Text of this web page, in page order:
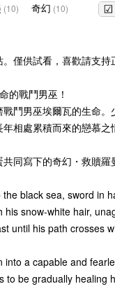
(10) 奇幻 (10)
僅供試看，喜歡請支持
的戰鬥男巫！
鬥男巫埃爾瓦的生命
相處累積而來的戀慕
同寫下的奇幻・救贖
black sea, sword in
snow-white hair,
until his path crosses
a capable and
to be gradually